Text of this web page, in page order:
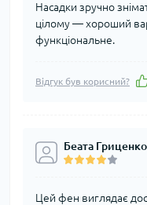
Насадки зручно
цілому — хороший
функціональне.
Відгук був корисний?
Беата Гриценко
Цей фен виглядає